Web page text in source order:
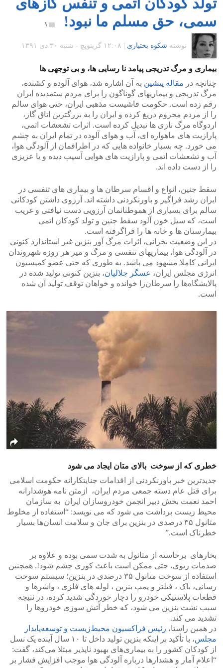
سمی، حق مسلم ما نبود!
۱
نوشته شکوه بختیاری ۱۲:۰۸ گرينويچ - شنبه ۳۰ دی ۱۳۹۱
بیماری و مرگ تدریجی پیامد نا رسایی ها، و بی توجهی ها
چنانچه در مقاله پیشین به آن اشاره شد، هوای آلوده و کشنده،
مرگ تدریجی و بیماریهای گوناگون را برای مردم ستمدیده ایران
رقم زده است. حکومت فاشیست مذهبی ایران، حتی هوای سالم
را از مردم محروم دریغ کرده و ایران را به بزرگترین اتاق گاز،
اردوگاه مرگ نازی ها تبدیل کرده است. اثرات تشعشات اتمی،
پارازیت های ماهواره ای، آب و هوای آلوده در تمام ایران به چشم
می خورد. چه بسیار خانواده هایی که در اطرافمان از آلودگی هوا،
آب و تشعشات اتمی و پارازیت های هوایی آسیب دیده و یا عزیزی
را از دست داده اند.
سقط جنین، انواع و اقسام سرطان ها و بیماری های تنفسی در
ایران رشد فراگیر و باورنکردنی داشته اند. آرزوی داشتن کودکانی
سالم برای بسیاری از هموطنانمان آرزویی دست نیافتی و غریب
است، که سیل خون آلود سقط جنین و تولد کودکان اتمی
بیمارستان ها و خانه ها را فراگرفته است.
در این وضعیت بحرانی، اثرات مرگ آور بنزین غیر استاندارد کنونی
در آلودگی هوا، بیماریهای تنفسی و مرگ و میر هر روزه شهروندان
ایرانی کاملا مشهود می باشد. به طوری که حتی عضو کمیسیون
انرژی مجلس ایران، عسگر جلالیان، بنزین کنونی تولید شده در
پالایشگاه‌ها را سرطان‌زا خوانده و خواهان توقف تولید آن شده
است.
خطری که از سوخت بالای متان ایجاد می شود
جدیدترین خبر باورنکردنی از اقدامات جنایتکارانه حکومت اسلامی
برای قتل عام دسته جمعی مردم ایران، ازمتن نامه هوشدارانه
احمد نعمت بخش دبیر انجمن خودروسازان ایران به سازمان
محیط زیست برداشت می شود که می نویسد: “استفاده از مخلوط
متانول ۳۵ درصدی در بنزین برای جان و سلامت انسان‌ها بسیار
خطرناک است.”
بخارهای برخاسته از متانول به شدت سمی بوده و علاوه بر
صدمات ریوی، حتی ممکن است باعث کوری چشم شود!. همچنین
استفاده از سوخت متانول ۳۵ درصدی در بنزین؛ سیستم سوخت
رسانی، باک ، فیلتر و پمپ بنزین ، لوله های فلزی ، واشرها و
قطعات پلاستیکی خودرو را دچار خوردگی شدید کرده، در نتیجه
سبب نشت بنزین می شود، که خطر آتش سوزی خودروها را
تشدید می کند.
در همین راستا، رئیس فراکسیون محیط‌زیست و توسعه‌پایدار
مجلس
، با تأکید بر اینکه بنزین تولید داخل تا ۱۰ سال آینده یک نسل
از کودکان کشور را به بیماری‌های بهبود ناپذیر مبتلا می‌کند، گفت:
“اعلام آمار و هشدارها درباره آلودگی هوا موجب افزایش فشار بر